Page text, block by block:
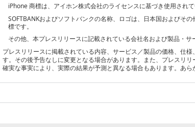
iPhone 商標は、アイホン株式会社のライセンスに基づき使用されて
SOFTBANKおよびソフトバンクの名称、ロゴは、日本国およびそ
標です。
その他、本プレスリリースに記載されている会社名および製品・サ
プレスリリースに掲載されている内容、サービス／製品の価格、仕
す。その後予告なしに変更となる場合があります。また、プレスリ
確実な事実により、実際の結果が予測と異なる場合もあります。あら